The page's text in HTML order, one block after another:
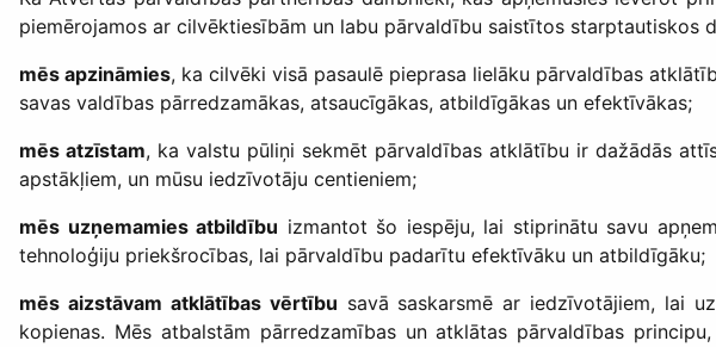
piemērojamos ar cilvēktiesībām un labu pārvaldību saistītos starptautiskos
mēs apzināmies, ka cilvēki visā pasaulē pieprasa lielāku pārvaldības
savas valdības pārredzamākas, atsaucīgākas, atbildīgākas un efektīvākas;
mēs atzīstam, ka valstu pūliņi sekmēt pārvaldības atklātību ir dažādās
apstākļiem, un mūsu iedzīvotāju centieniem;
mēs uzņemamies atbildību izmantot šo iespēju, lai stiprinātu savu
tehnoloģiju priekšrocības, lai pārvaldību padarītu efektīvāku un atbildīgāku;
mēs aizstāvam atklātības vērtību savā saskarsmē ar iedzīvotājiem, lai
kopienas. Mēs atbalstām pārredzamības un atklātas pārvaldības